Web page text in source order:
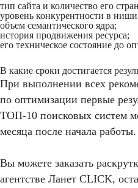
тип сайта и количество его
уровень конкурентности в
объем семантического ядра;
история продвижения ресурса;
его техническое состояние до
В какие сроки достигается
При выполнении всех
по оптимизации первые
ТОП-10 поисковых систем
месяца после начала работы.
Вы можете заказать
агентстве Ланет CLICK,